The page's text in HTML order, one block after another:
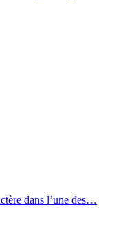
dans l’une des…